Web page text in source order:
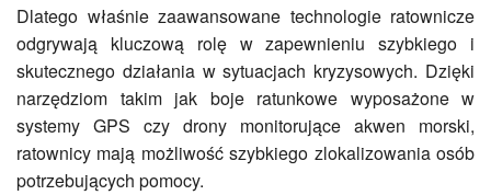
Dlatego właśnie zaawansowane technologie ratownicze
odgrywają kluczową rolę w zapewnieniu szybkiego i
skutecznego działania w sytuacjach kryzysowych. Dzięki
narzędziom takim jak boje ratunkowe wyposażone w
systemy GPS czy drony monitorujące akwen morski,
ratownicy mają możliwość szybkiego zlokalizowania osób
potrzebujących pomocy.